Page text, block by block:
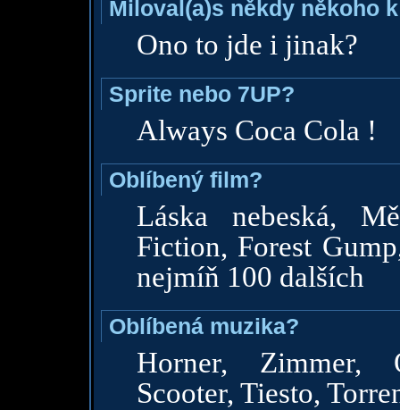
Miloval(a)s někdy někoho
Ono to jde i jinak?
Sprite nebo 7UP?
Always Coca Cola !
Oblíbený film?
Láska nebeská,
Fiction, Forest
nejmíň 100 dalších
Oblíbená muzika?
Horner, Zimmer,
Scooter, Tiesto,